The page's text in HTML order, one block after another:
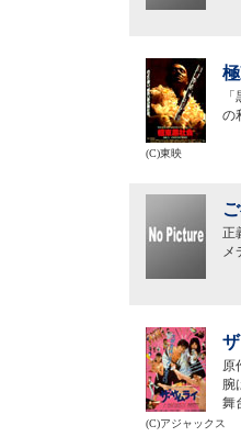
の
(C)東映
正
メ
原
腕
舞
(C)アジャックス